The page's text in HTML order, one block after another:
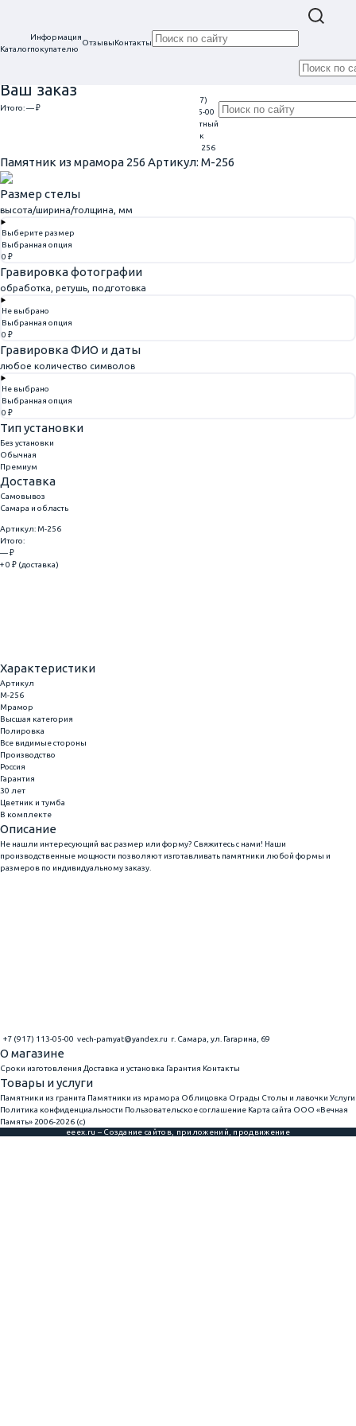
Каталог
Информация
покупателю
ОтзывыКонтакты
Ваш заказ
Итого:— ₽
Проконсультируем
+7 (917)
113-05-00
Обратный
звонок
Памятник из мрамора 256
Памятник из мрамора 256 Артикул: M-256
Размер стелы
высота/ширина/толщина, мм
Выберите размер
Выбранная опция
0 ₽
Гравировка фотографии
обработка, ретушь, подготовка
Не выбрано
Выбранная опция
0 ₽
Гравировка ФИО и даты
любое количество символов
Не выбрано
Выбранная опция
0 ₽
Тип установки
Без установки
Обычная
Премиум
Доставка
Самовывоз
Самара и область
Артикул: M-256
Итого:
— ₽
+ 0 ₽ (доставка)
Характеристики
Артикул
M-256
Мрамор
Высшая категория
Полировка
Все видимые стороны
Производство
Россия
Гарантия
30 лет
Цветник и тумба
В комплекте
Описание
Не нашли интересующий вас размер или форму? Свяжитесь с нами! Наши
производственные мощности позволяют изготавливать памятники любой формы и
размеров по индивидуальному заказу.
+7 (917) 113-05-00 vech-pamyat@yandex.ru г. Самара, ул. Гагарина, 69
О магазине
Сроки изготовления Доставка и установка Гарантия Контакты
Товары и услуги
Памятники из гранита Памятники из мрамора Облицовка Ограды Столы и лавочки Услуги
Политика конфиденциальности Пользовательское соглашение Карта сайта ООО «Вечная
Память» 2006-2026 (с)
eeex.ru – Создание сайтов, приложений, продвижение